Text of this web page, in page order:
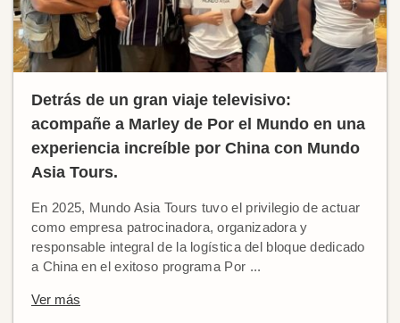
Detrás de un gran viaje televisivo:
acompañe a Marley de Por el Mundo en una
experiencia increíble por China con Mundo
Asia Tours.
En 2025, Mundo Asia Tours tuvo el privilegio de actuar
como empresa patrocinadora, organizadora y
responsable integral de la logística del bloque dedicado
a China en el exitoso programa Por ...
Ver más